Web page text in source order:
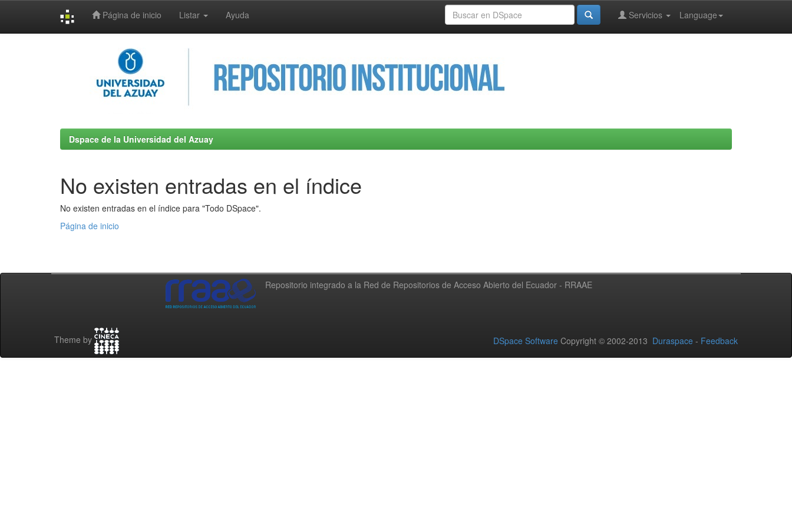
Página de inicio Listar Ayuda Language
Servicios
Dspace de la Universidad del Azuay
No existen entradas en el índice
No existen entradas en el índice para "Todo DSpace".
Página de inicio
Repositorio integrado a la Red de Repositorios de Acceso Abierto del Ecuador - RRAAE
Theme by DSpace Software Copyright © 2002-2013 Duraspace - Feedback